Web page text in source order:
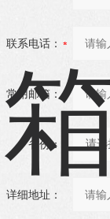
联系电话：
常用邮箱：
省份：
详细地址：